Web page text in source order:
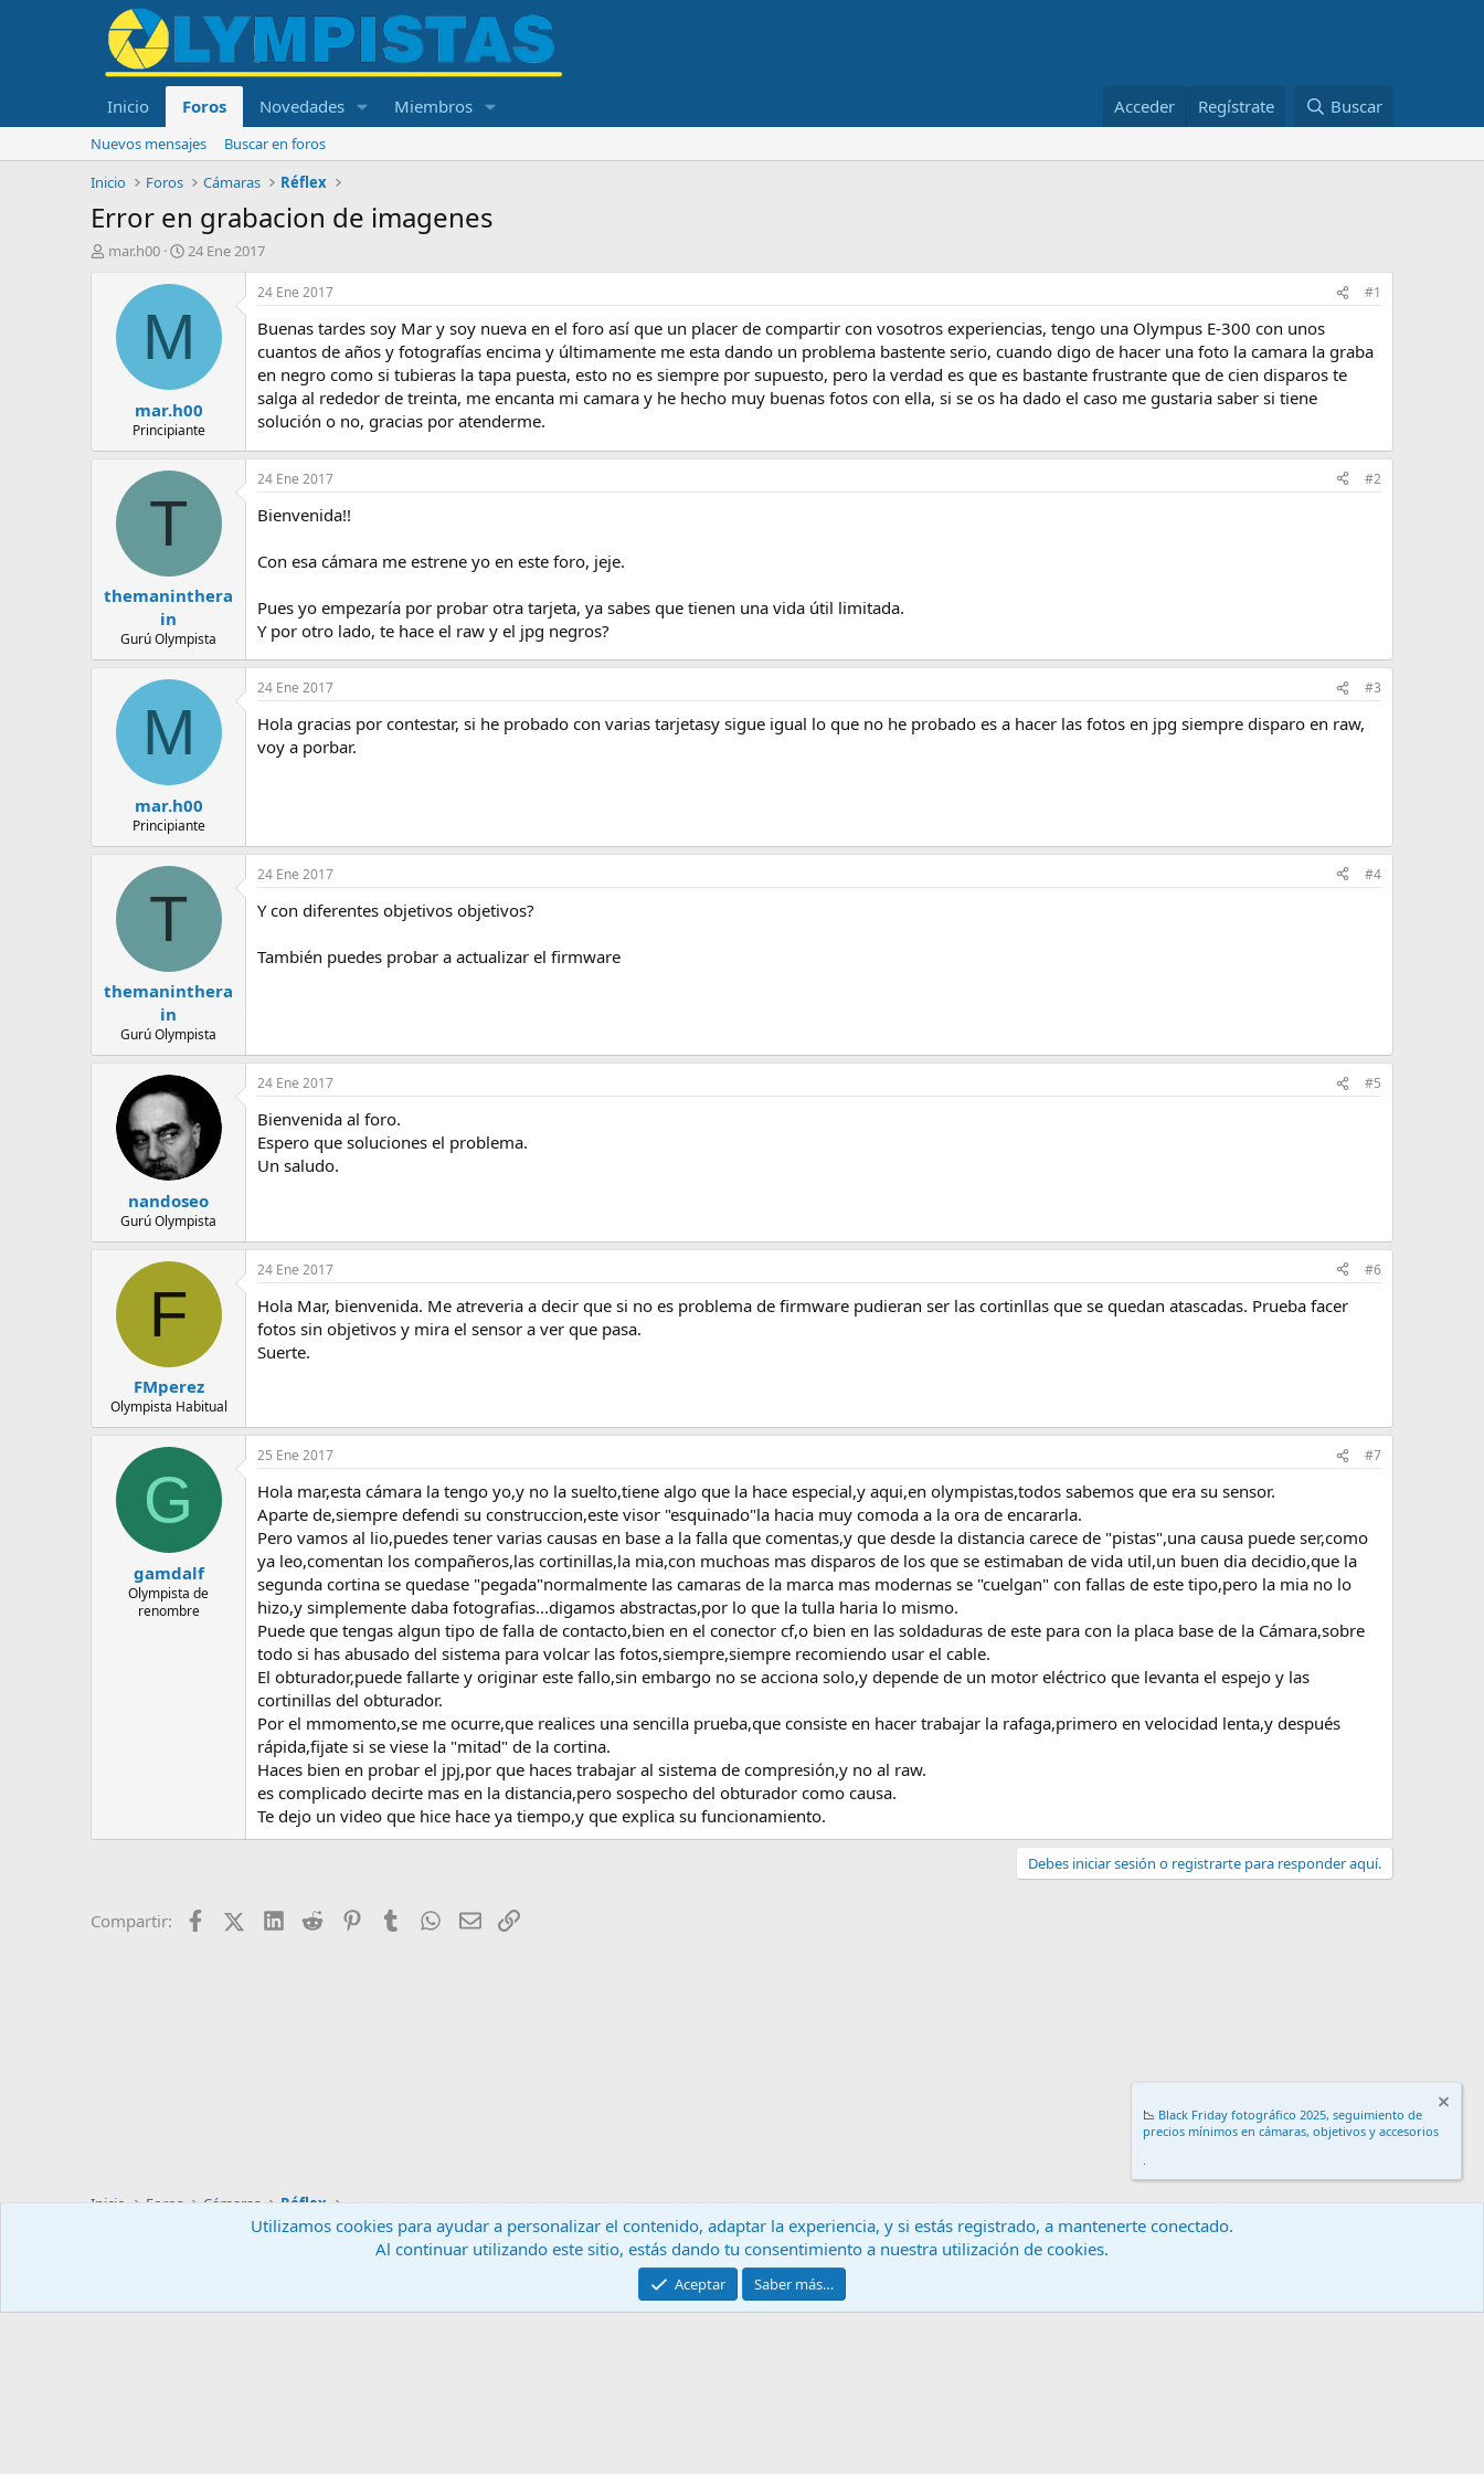
Inicio Foros Novedades Miembros Acceder Regístrate Buscar
Nuevos mensajes
Buscar en foros
Inicio
Foros Cámaras Réflex
Error en grabacion de imagenes
I
e
m
mar.h00
F
c
i
n
i
c
24 Ene 2017
M
mar.h00
Principiante
24 Ene 2017 #1
Buenas tardes soy Mar y soy nueva en el foro así que un placer de compartir con vosotros experiencias, tengo una Olympus E-300 con unos
cuantos de años y fotografías encima y últimamente me esta dando un problema bastente serio, cuando digo de hacer una foto la camara la graba
en negro como si tubieras la tapa puesta, esto no es siempre por supuesto, pero la verdad es que es bastante frustrante que de cien disparos te
salga al rededor de treinta, me encanta mi camara y he hecho muy buenas fotos con ella, si se os ha dado el caso me gustaria saber si tiene
solución o no, gracias por atenderme.
T
themaninthera
in
Gurú Olympista
24 Ene 2017 #2
Bienvenida!!
Con esa cámara me estrene yo en este foro, jeje.
Pues yo empezaría por probar otra tarjeta, ya sabes que tienen una vida útil limitada.
Y por otro lado, te hace el raw y el jpg negros?
M
mar.h00
Principiante
24 Ene 2017 #3
Hola gracias por contestar, si he probado con varias tarjetasy sigue igual lo que no he probado es a hacer las fotos en jpg siempre disparo en raw,
voy a porbar.
T
themaninthera
in
Gurú Olympista
24 Ene 2017 #4
Y con diferentes objetivos objetivos?
También puedes probar a actualizar el firmware
nandoseo
Gurú Olympista
24 Ene 2017 #5
Bienvenida al foro.
Espero que soluciones el problema.
Un saludo.
F
FMperez
Olympista Habitual
24 Ene 2017 #6
Hola Mar, bienvenida. Me atreveria a decir que si no es problema de firmware pudieran ser las cortinllas que se quedan atascadas. Prueba facer
fotos sin objetivos y mira el sensor a ver que pasa.
Suerte.
G
gamdalf
Olympista de
renombre
25 Ene 2017 #7
Hola mar,esta cámara la tengo yo,y no la suelto,tiene algo que la hace especial,y aqui,en olympistas,todos sabemos que era su sensor.
Aparte de,siempre defendi su construccion,este visor "esquinado"la hacia muy comoda a la ora de encararla.
Pero vamos al lio,puedes tener varias causas en base a la falla que comentas,y que desde la distancia carece de "pistas",una causa puede ser,como
ya leo,comentan los compañeros,las cortinillas,la mia,con muchoas mas disparos de los que se estimaban de vida util,un buen dia decidio,que la
segunda cortina se quedase "pegada"normalmente las camaras de la marca mas modernas se "cuelgan" con fallas de este tipo,pero la mia no lo
hizo,y simplemente daba fotografias...digamos abstractas,por lo que la tulla haria lo mismo.
Puede que tengas algun tipo de falla de contacto,bien en el conector cf,o bien en las soldaduras de este para con la placa base de la Cámara,sobre
todo si has abusado del sistema para volcar las fotos,siempre,siempre recomiendo usar el cable.
El obturador,puede fallarte y originar este fallo,sin embargo no se acciona solo,y depende de un motor eléctrico que levanta el espejo y las
cortinillas del obturador.
Por el mmomento,se me ocurre,que realices una sencilla prueba,que consiste en hacer trabajar la rafaga,primero en velocidad lenta,y después
rápida,fijate si se viese la "mitad" de la cortina.
Haces bien en probar el jpj,por que haces trabajar al sistema de compresión,y no al raw.
es complicado decirte mas en la distancia,pero sospecho del obturador como causa.
Te dejo un video que hice hace ya tiempo,y que explica su funcionamiento.
Debes iniciar sesión o registrarte para responder aquí.
Compartir: FacebookX (Twitter)
LinkedIn
Reddit PinterestTumblrWhatsApp
EmailEnlace
Inicio Foros Cámaras Réflex
Contáctanos Términos y reglas
Community platform by XenForo® © 2010-2024 XenForo Ltd.
📉 Black Friday fotográfico 2025, seguimiento de
precios mínimos en cámaras, objetivos y accesorios
.
Utilizamos cookies para ayudar a personalizar el contenido, adaptar la experiencia, y si estás registrado, a mantenerte conectado.
Al continuar utilizando este sitio, estás dando tu consentimiento a nuestra utilización de cookies.
Aceptar Saber más…